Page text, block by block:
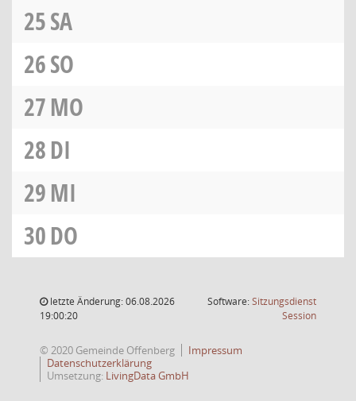
25SA
26SO
27MO
28DI
29MI
30DO
letzte Änderung: 06.08.2026
19:00:20
Software:Sitzungsdienst
Session(Wird in
© 2020 Gemeinde Offenberg
Impressum
Datenschutzerklärung
Umsetzung: LivingData GmbH